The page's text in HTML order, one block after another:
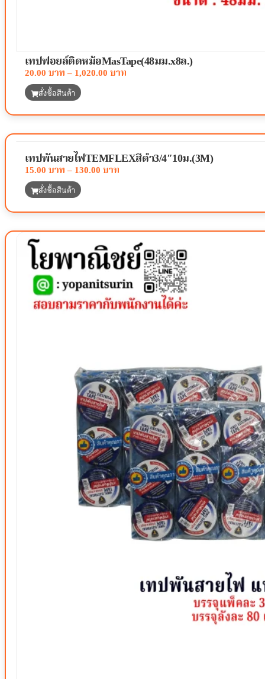
เทปฟอยล์ติดหม้อMasTape(48มม.x8ล.)
20.00 – 1,020.00
สั่งซื้อสินค้า
เทปพันสายไฟTEMFLEXสีดำ3/4″10ม.(3M)
15.00 – 130.00
สั่งซื้อสินค้า